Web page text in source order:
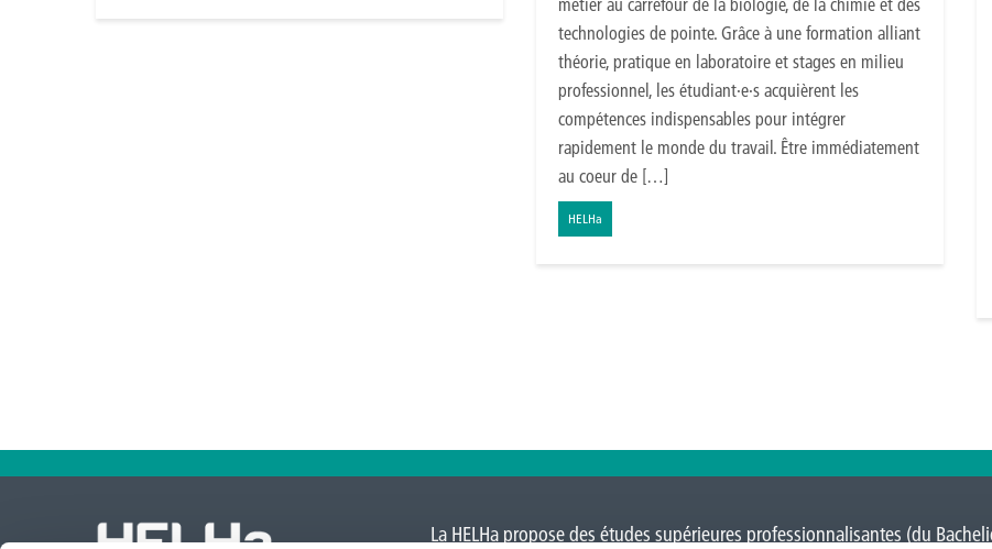
technologies de pointe. Grâce à une formation alliant
théorie, pratique en laboratoire et stages en milieu
professionnel, les étudiant·e·s acquièrent les
compétences indispensables pour intégrer
rapidement le monde du travail. Être immédiatement
au coeur de […]
HELHa
La HELHa propose des études supérieures professionnalisantes (du